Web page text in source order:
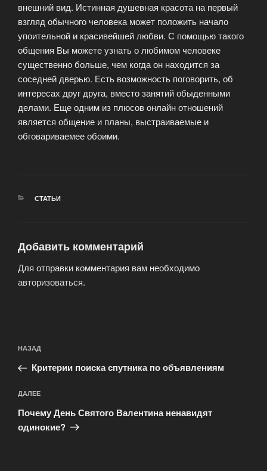
внешний вид. Истинная душевная красота на первый
взгляд обычного человека может положить начало
упоительной и красивейшей любви. С помощью такого
общения Вы можете узнать о любимом человеке
существенно больше, чем когда он находится за
соседней дверью. Есть возможность поговорить, об
интересах друг друга, вместо занятий обыденными
делами. Еще одним из плюсов онлайн отношений
является общение и планы, выстраиваемые и
обговариваемее обоими.
РУБРИКИ
СТАТЬИ
Добавить комментарий
Для отправки комментария вам необходимо
авторизоваться.
по
записям
Предыдущая
запись:
НАЗАД
Критерии поиска спутника по объявлениям
Следующая
запись
ДАЛЕЕ
Почему День Святого Валентина ненавидят
одинокие?